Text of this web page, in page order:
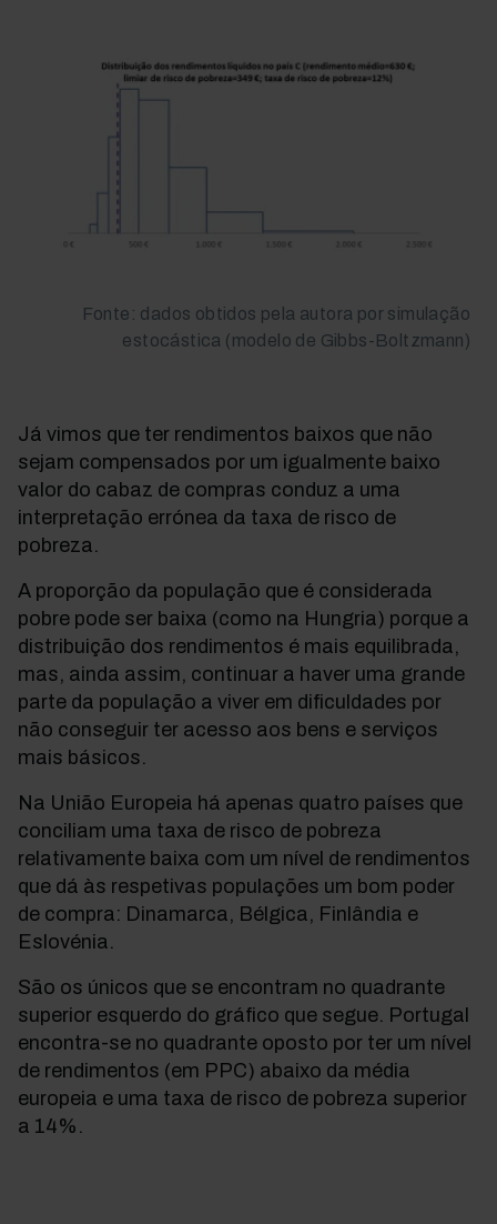
Fonte: dados obtidos pela autora por simulação
estocástica (modelo de Gibbs-Boltzmann)
Já vimos que ter rendimentos baixos que não
sejam compensados por um igualmente baixo
valor do cabaz de compras conduz a uma
interpretação errónea da taxa de risco de
pobreza.
A proporção da população que é considerada
pobre pode ser baixa (como na Hungria) porque a
distribuição dos rendimentos é mais equilibrada,
mas, ainda assim, continuar a haver uma grande
parte da população a viver em dificuldades por
não conseguir ter acesso aos bens e serviços
mais básicos.
Na União Europeia há apenas quatro países que
conciliam uma taxa de risco de pobreza
relativamente baixa com um nível de rendimentos
que dá às respetivas populações um bom poder
de compra: Dinamarca, Bélgica, Finlândia e
Eslovénia.
São os únicos que se encontram no quadrante
superior esquerdo do gráfico que segue. Portugal
encontra-se no quadrante oposto por ter um nível
de rendimentos (em PPC) abaixo da média
europeia e uma taxa de risco de pobreza superior
a 14%.